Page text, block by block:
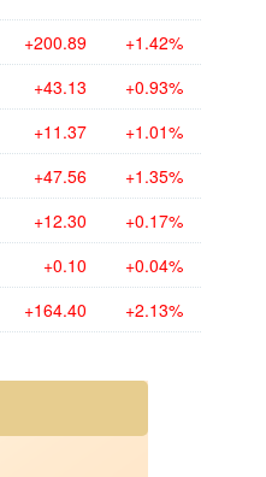
+200.89 +1.42%
+43.13 +0.93%
+11.37 +1.01%
+47.56 +1.35%
+12.30 +0.17%
+0.10 +0.04%
+164.40 +2.13%